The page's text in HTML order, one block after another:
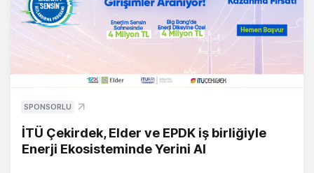
SPONSORLU
İTÜ Çekirdek, Elder ve EPDK iş birliğiyle
Enerji Ekosisteminde Yerini Al